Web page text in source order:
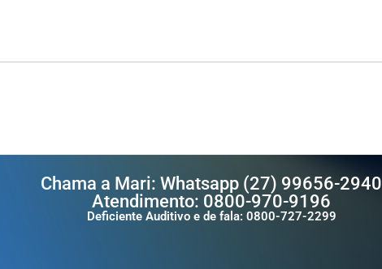
Chama a Mari: Whatsapp (27) 99656-2940
Atendimento: 0800-970-9196
Deficiente Auditivo e de fala: 0800-727-2299